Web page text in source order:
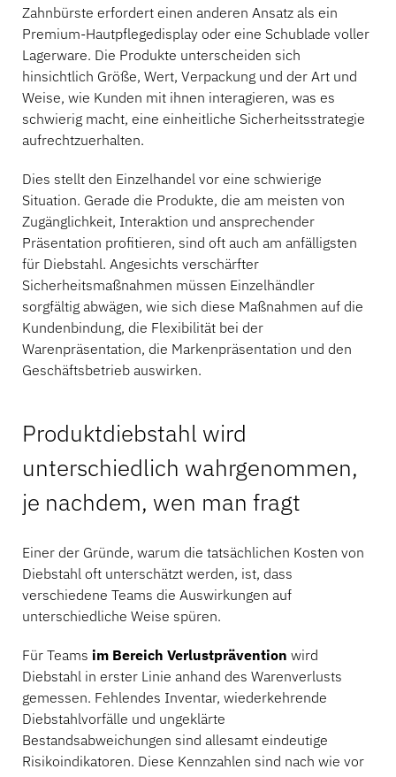
Zahnbürste erfordert einen anderen Ansatz als ein
Premium-Hautpflegedisplay oder eine Schublade voller
Lagerware. Die Produkte unterscheiden sich
hinsichtlich Größe, Wert, Verpackung und der Art und
Weise, wie Kunden mit ihnen interagieren, was es
schwierig macht, eine einheitliche Sicherheitsstrategie
aufrechtzuerhalten.
Dies stellt den Einzelhandel vor eine schwierige
Situation. Gerade die Produkte, die am meisten von
Zugänglichkeit, Interaktion und ansprechender
Präsentation profitieren, sind oft auch am anfälligsten
für Diebstahl. Angesichts verschärfter
Sicherheitsmaßnahmen müssen Einzelhändler
sorgfältig abwägen, wie sich diese Maßnahmen auf die
Kundenbindung, die Flexibilität bei der
Warenpräsentation, die Markenpräsentation und den
Geschäftsbetrieb auswirken.
Produktdiebstahl wird
unterschiedlich wahrgenommen,
je nachdem, wen man fragt
Einer der Gründe, warum die tatsächlichen Kosten von
Diebstahl oft unterschätzt werden, ist, dass
verschiedene Teams die Auswirkungen auf
unterschiedliche Weise spüren.
Für Teams im Bereich Verlustprävention wird
Diebstahl in erster Linie anhand des Warenverlusts
gemessen. Fehlendes Inventar, wiederkehrende
Diebstahlvorfälle und ungeklärte
Bestandsabweichungen sind allesamt eindeutige
Risikoindikatoren. Diese Kennzahlen sind nach wie vor